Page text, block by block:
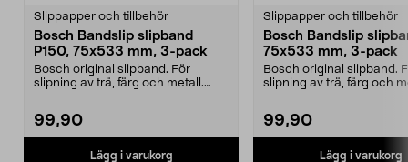
Slippapper och tillbehör
Bosch Bandslip slipband
P150, 75x533 mm, 3-pack
Bosch original slipband. För
slipning av trä, färg och metall.
99,90
Lägg i varukorg
Slippapper och tillbehör
Bosch Bandslip
75x533 mm, 3-pack
Bosch original slipband.
slipning av trä, färg och
99,90
Lägg i varukorg